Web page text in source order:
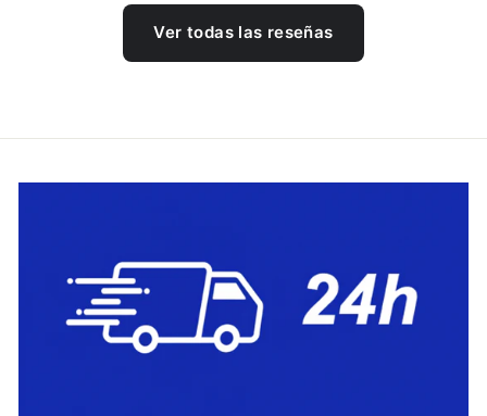
Ver todas las reseñas